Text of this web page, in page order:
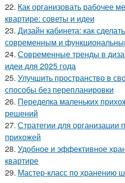
22. Как организовать рабочее
квартире: советы и идеи
23. Дизайн кабинета: как
современным и
24. Современные тренды в
идеи для 2025 года
25. Улучшить пространство в
способы без перепланировки
26. Переделка маленьких
решений
27. Стратегии для организации
прихожей
28. Удобное и эффективное
квартире
29. Мастер-класс по хранению